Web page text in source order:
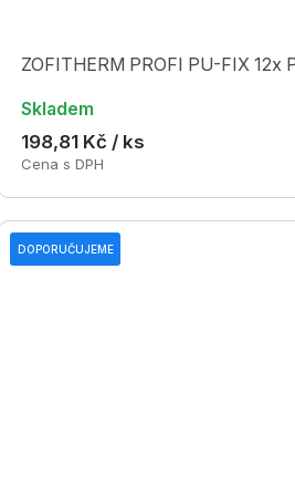
ZOFITHERM PROFI PU-FIX 12x
Skladem
198,81 Kč / ks
Cena s DPH
DOPORUČUJEME